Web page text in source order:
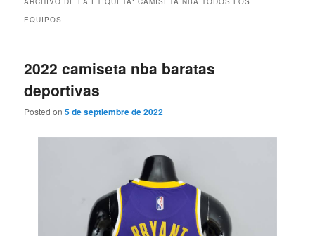
EQUIPOS
2022 camiseta nba baratas
deportivas
Posted on5 de septiembre de 2022